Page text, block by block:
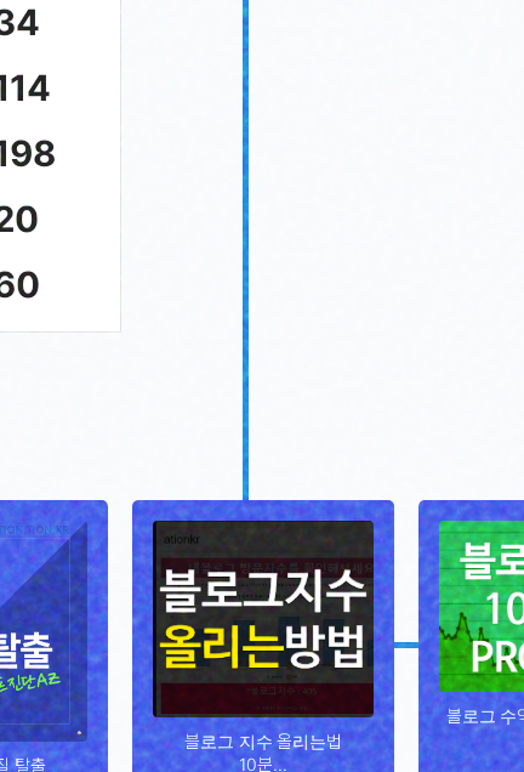
탈출
블로그 지수 올리는법
10분...
블로그 수